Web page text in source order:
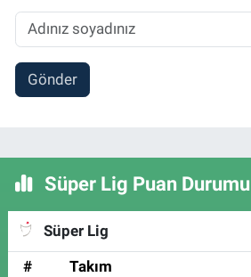
Gönder
Süper Lig Puan Durumu
Süper Lig
#
Takım